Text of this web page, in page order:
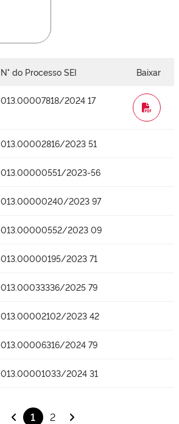
N° do Processo SEI Baixar
013.00007818/2024 17
WORD
013.00002816/2023 51
013.00000551/2023-56
013.00000240/2023 97
013.00000552/2023 09
013.00000195/2023 71
013.00033336/2025 79
013.00002102/2023 42
013.00006316/2024 79
013.00001033/2024 31
1 2